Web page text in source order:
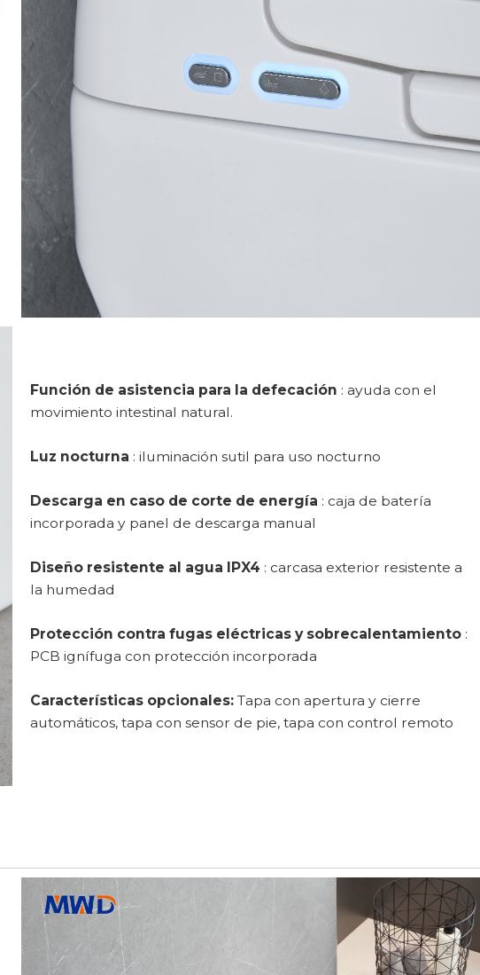
Función de asistencia para la defecación : ayuda con el
movimiento intestinal natural.
Luz nocturna : iluminación sutil para uso nocturno
Descarga en caso de corte de energía : caja de batería
incorporada y panel de descarga manual
Diseño resistente al agua IPX4 : carcasa exterior resistente a
la humedad
Protección contra fugas eléctricas y sobrecalentamiento :
PCB ignífuga con protección incorporada
Características opcionales: Tapa con apertura y cierre
automáticos, tapa con sensor de pie, tapa con control remoto